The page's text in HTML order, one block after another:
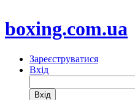
boxing.com.ua
Зареєструватися
Вхід